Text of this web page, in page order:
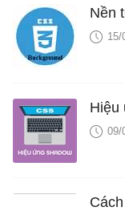
Nền
15/
Hiệu
09/